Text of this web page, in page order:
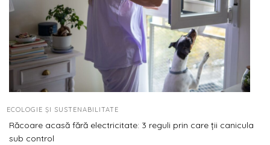
ECOLOGIE ȘI SUSTENABILITATE
Răcoare acasă fără electricitate: 3 reguli prin care ții canicula
sub control